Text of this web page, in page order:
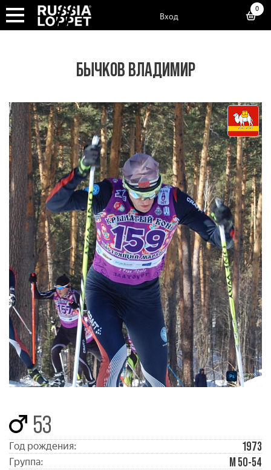
Вход
0
БЫЧКОВ ВЛАДИМИР
53
Год рождения: 1973
Группа: М 50-54